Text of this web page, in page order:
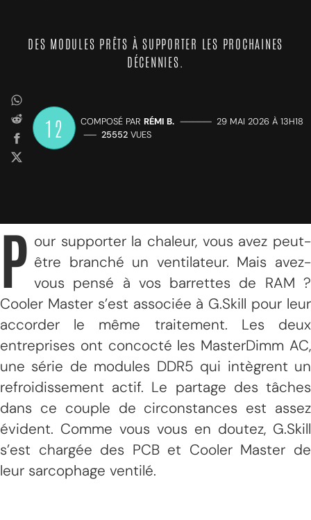
DES MODULES PRÊTS À SUPPORTER LES PROCHAINES
DÉCENNIES.
12 COMPOSÉ PAR RÉMI B. ————— 29 MAI 2026 À 13H18
—— 25552 VUES
P our supporter la chaleur, vous avez peut-
être branché un ventilateur. Mais avez-
vous pensé à vos barrettes de RAM ?
Cooler Master s’est associée à G.Skill pour leur
accorder le même traitement. Les deux
entreprises ont concocté les MasterDimm AC,
une série de modules DDR5 qui intègrent un
refroidissement actif. Le partage des tâches
dans ce couple de circonstances est assez
évident. Comme vous vous en doutez, G.Skill
s’est chargée des PCB et Cooler Master de
leur sarcophage ventilé.